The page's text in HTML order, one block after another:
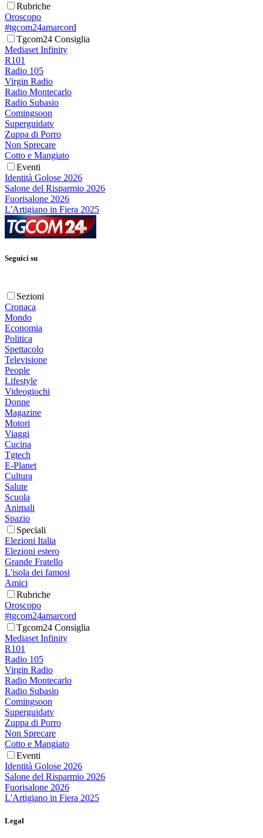
Rubriche
Oroscopo
#tgcom24amarcord
Tgcom24 Consiglia
Mediaset Infinity
R101
Radio 105
Virgin Radio
Radio Montecarlo
Radio Subasio
Comingsoon
Superguidatv
Zuppa di Porro
Non Sprecare
Cotto e Mangiato
Eventi
Identità Golose 2026
Salone del Risparmio 2026
Fuorisalone 2026
L'Artigiano in Fiera 2025
Seguici su
Sezioni
Cronaca
Mondo
Economia
Politica
Spettacolo
Televisione
People
Lifestyle
Videogiochi
Donne
Magazine
Motori
Viaggi
Cucina
Tgtech
E-Planet
Cultura
Salute
Scuola
Animali
Spazio
Speciali
Elezioni Italia
Elezioni estero
Grande Fratello
L'isola dei famosi
Amici
Rubriche
Oroscopo
#tgcom24amarcord
Tgcom24 Consiglia
Mediaset Infinity
R101
Radio 105
Virgin Radio
Radio Montecarlo
Radio Subasio
Comingsoon
Superguidatv
Zuppa di Porro
Non Sprecare
Cotto e Mangiato
Eventi
Identità Golose 2026
Salone del Risparmio 2026
Fuorisalone 2026
L'Artigiano in Fiera 2025
Legal